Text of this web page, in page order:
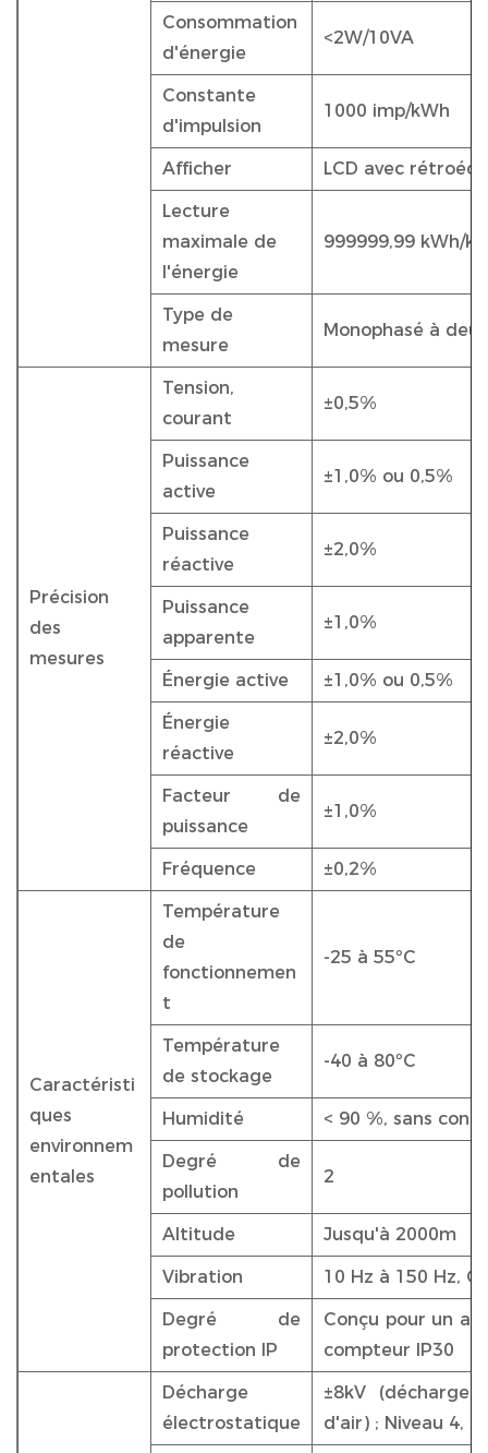
Consommation
d'énergie
<2W/10VA
Constante
d'impulsion
1000 imp/kWh
Afficher LCD avec
Lecture
maximale de
l'énergie
999999,99 kWh/
Type de
mesure
Monophasé à
Précision
des
mesures
Tension,
courant
±0,5%
Puissance
active
±1,0% ou 0,5%
Puissance
réactive
±2,0%
Puissance
apparente
±1,0%
Énergie active ±1,0% ou 0,5%
Énergie
réactive
±2,0%
Facteur de
puissance
±1,0%
Fréquence ±0,2%
Caractéristi
ques
environnem
entales
Température
de
fonctionnemen
t
-25 à 55ºC
Température
de stockage
-40 à 80ºC
Humidité < 90 %, sans
Degré de
pollution
2
Altitude Jusqu'à 2000m
Vibration 10 Hz à 150 Hz,
Degré de
protection IP
Conçu pour un
compteur IP30
Décharge
électrostatique
±8kV (décharge
d'air) ; Niveau 4,